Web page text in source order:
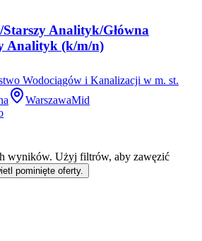
Analityk/Główna
Analityk (k/m/n)
Wodociągów i Kanalizacji w m. st.
WarszawaMid
wyników. Użyj filtrów, aby zawęzić
pominięte oferty.